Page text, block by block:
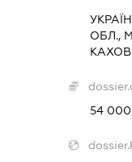
ОБЛ.,
54 000